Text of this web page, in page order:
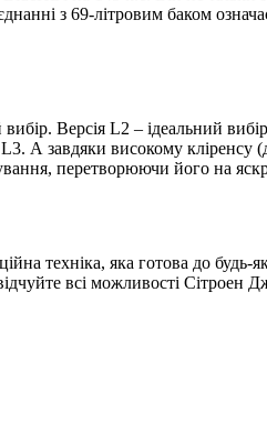
з 69-літровим баком
Версія L2 – ідеальний
А завдяки високому
перетворюючи його на
техніка, яка готова до
всі можливості Сітроен